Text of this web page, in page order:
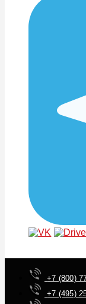
+7 (800)
+7 (495)